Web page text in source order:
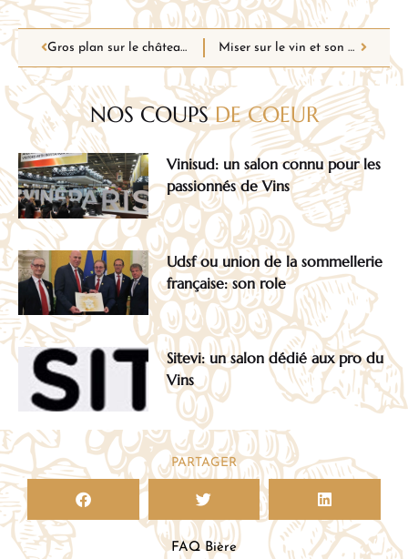
Gros plan sur le château Gruau Larose assorti d’une recette qui l’accompagnera à la perfection Miser sur le vin et son univers pour la fête des pères
NOS COUPSDE COEUR
Vinisud: un salon connu pour les
passionnés de Vins
Udsf ou union de la sommellerie
française: son role
Sitevi: un salon dédié aux pro du
Vins
PARTAGER
FAQ Bière